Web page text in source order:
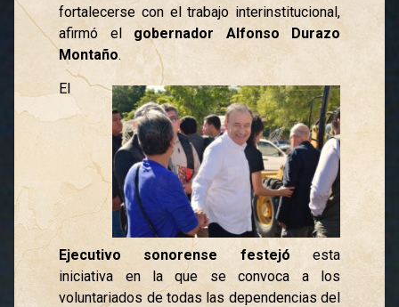
fortalecerse con el trabajo interinstitucional,
afirmó el gobernador Alfonso Durazo
Montaño.
El
Ejecutivo sonorense festejóesta
iniciativa en la que se convoca a los
voluntariados de todas las dependencias del